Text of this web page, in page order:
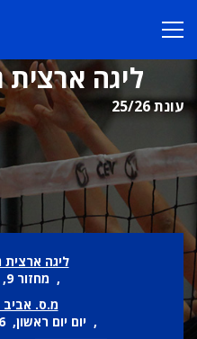
ליגה ארצית
עונת 25/26
ליגה ארצית
, מחזור 9, עונת 25/26
מ.ס.
, יום יום ראשון, 11/01/2026, 21:00